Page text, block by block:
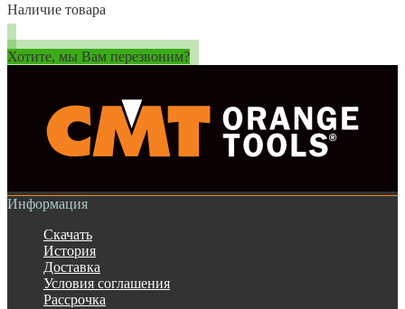
Наличие товара
Хотите, мы Вам перезвоним?
Информация
Скачать
История
Доставка
Условия соглашения
Рассрочка